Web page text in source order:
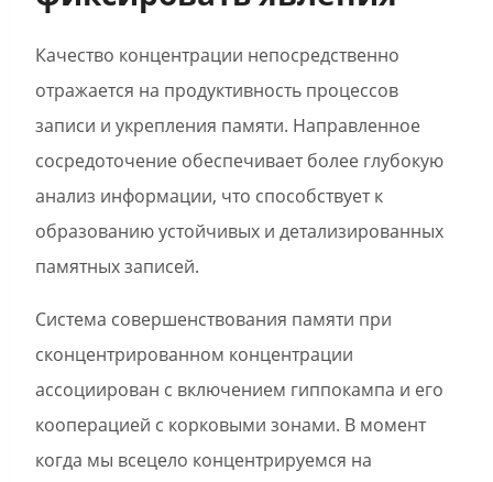
Качество концентрации непосредственно
отражается на продуктивность процессов
записи и укрепления памяти. Направленное
сосредоточение обеспечивает более глубокую
анализ информации, что способствует к
образованию устойчивых и детализированных
памятных записей.
Система совершенствования памяти при
сконцентрированном концентрации
ассоциирован с включением гиппокампа и его
кооперацией с корковыми зонами. В момент
когда мы всецело концентрируемся на